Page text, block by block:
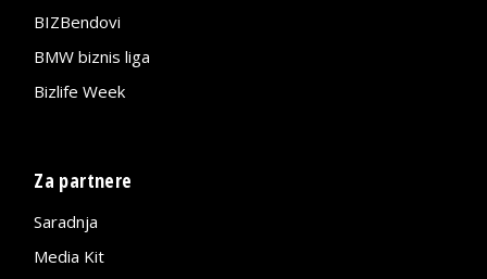
BIZBendovi
BMW biznis liga
Bizlife Week
Za partnere
Saradnja
Media Kit